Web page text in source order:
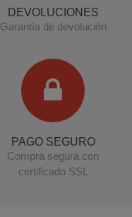
DEVOLUCIONES
Garantía de devolución
PAGO SEGURO
Compra segura con
certificado SSL